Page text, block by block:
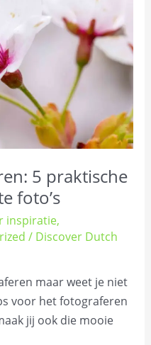
5 praktische
foto’s
inspiratie,
/ Discover Dutch
maar weet je niet
voor het fotograferen
jij ook die mooie